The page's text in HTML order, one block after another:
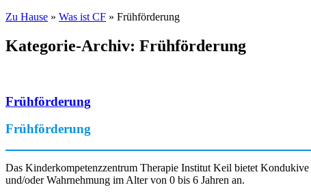
Zu Hause » Was ist CF » Frühförderung
Kategorie-Archiv: Frühförderung
Frühförderung
Frühförderung
Das Kinderkompetenzzentrum Therapie Institut Keil bietet Kondukive
und/oder Wahrnehmung im Alter von 0 bis 6 Jahren an.